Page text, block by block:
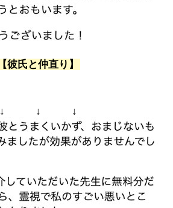
【彼氏と仲直り】
↓ ↓ ↓